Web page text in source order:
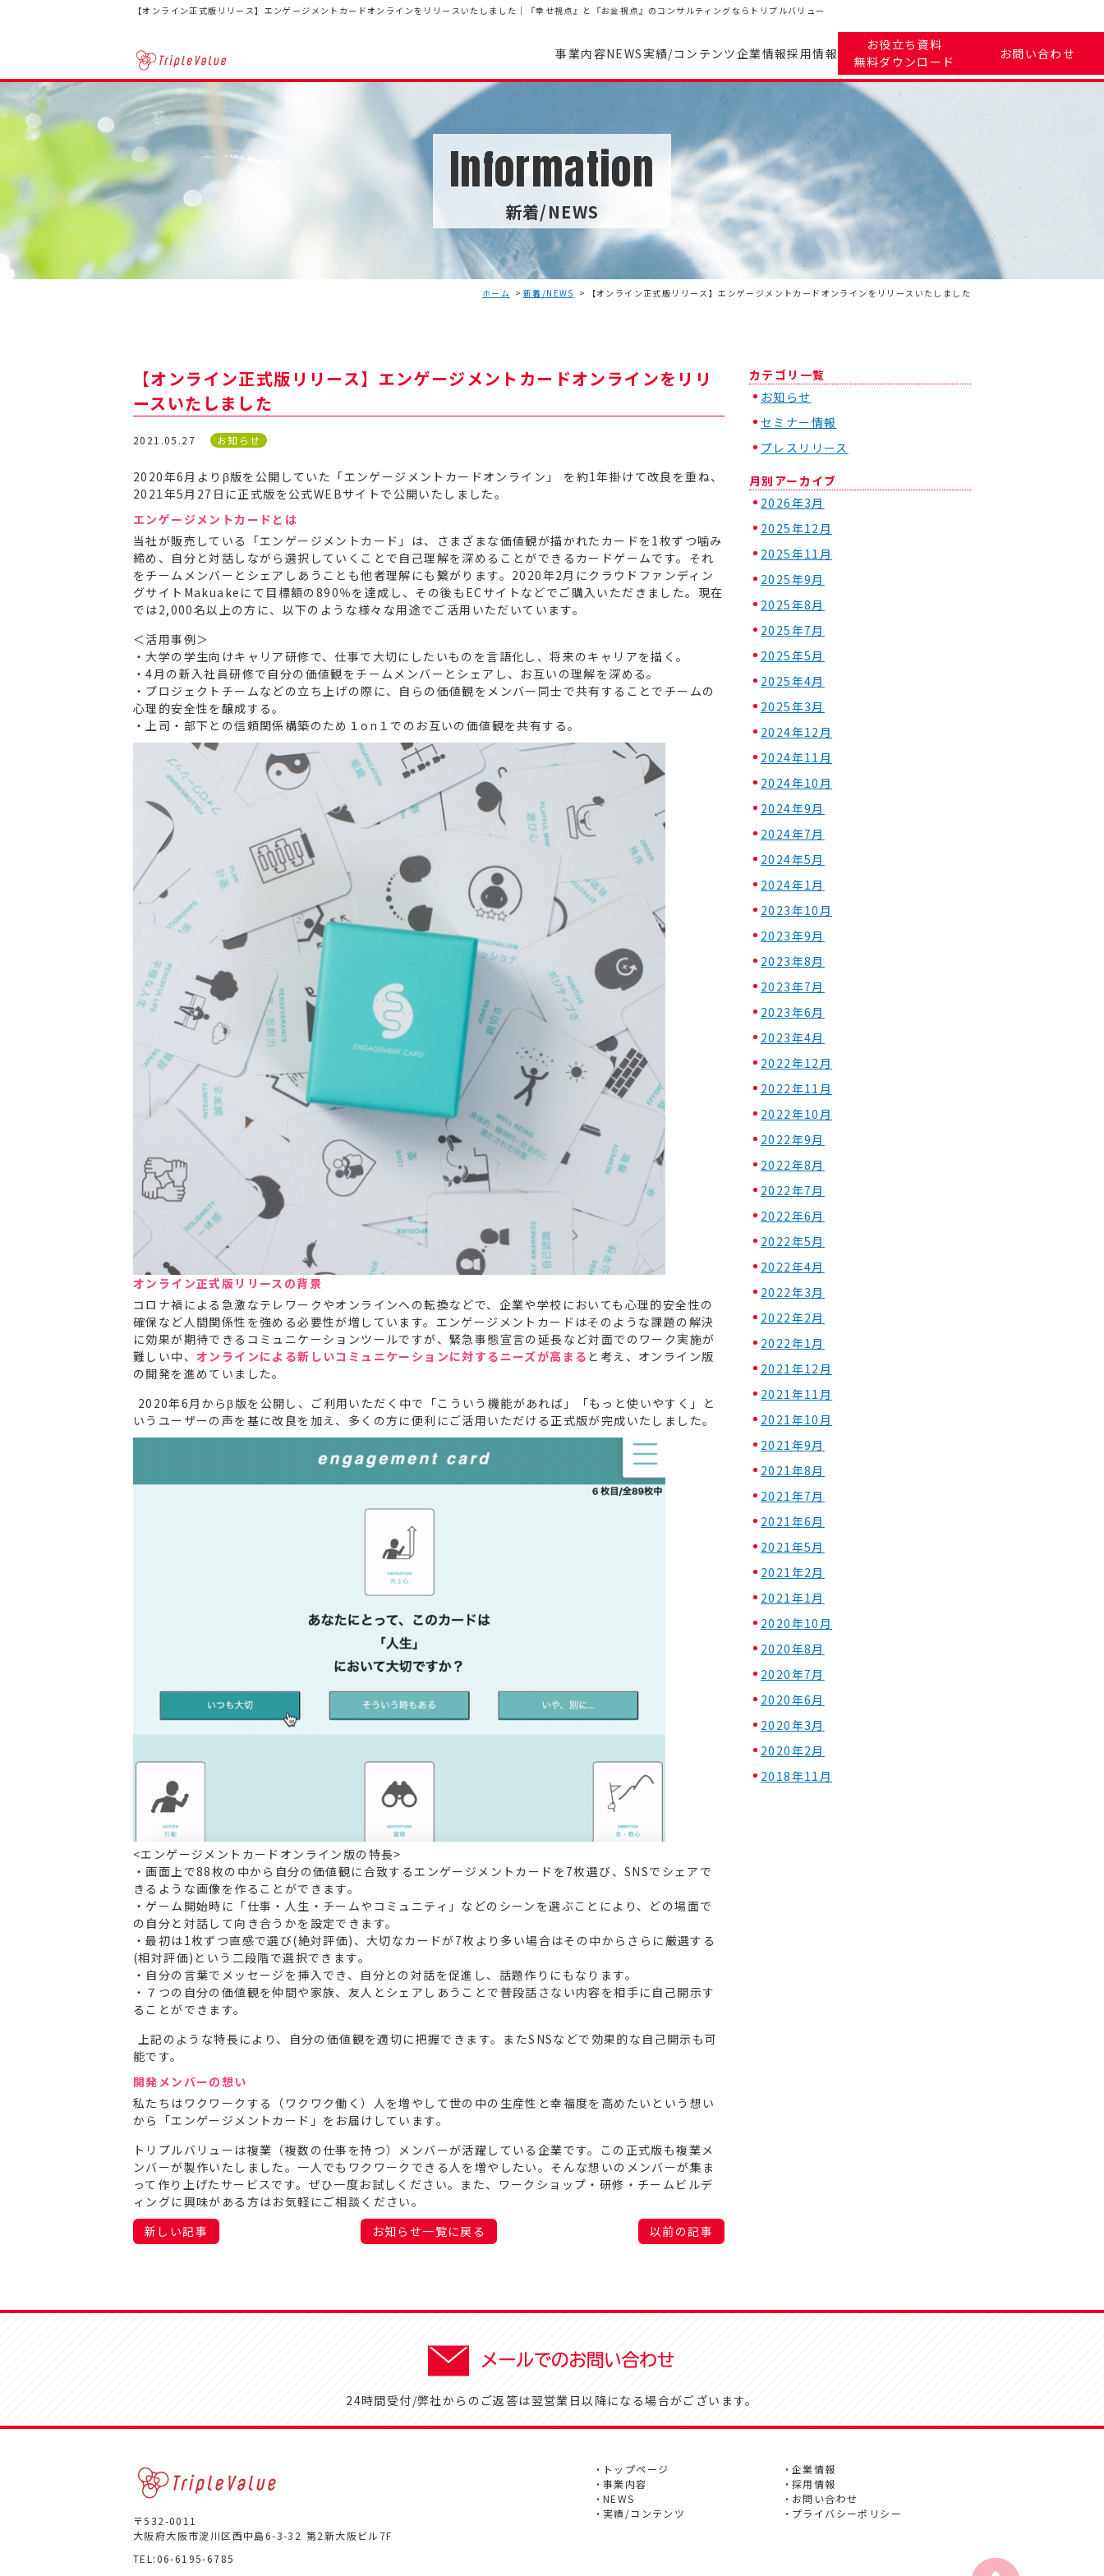
【オンライン正式版リリース】エンゲージメントカードオンラインをリリースいたしました｜『幸せ視点』と『お金視点』のコンサルティングならトリプルバリュー
事業内容NEWS実績/コンテンツ企業情報採用情報
お役立ち資料
無料ダウンロード
お問い合わせ
Information
新着/NEWS
ホーム 新着/NEWS 【オンライン正式版リリース】エンゲージメントカードオンラインをリリースいたしました
【オンライン正式版リリース】エンゲージメントカードオンラインをリリ
ースいたしました
2021.05.27 お知らせ
2020年6月よりβ版を公開していた「エンゲージメントカードオンライン」 を約1年掛けて改良を重ね、
2021年5月27日に正式版を公式WEBサイトで公開いたしました。
エンゲージメントカードとは
当社が販売している「エンゲージメントカード」は、さまざまな価値観が描かれたカードを1枚ずつ噛み
締め、自分と対話しながら選択していくことで自己理解を深めることができるカードゲームです。それ
をチームメンバーとシェアしあうことも他者理解にも繋がります。2020年2月にクラウドファンディン
グサイトMakuakeにて目標額の890％を達成し、その後もECサイトなどでご購入いただきました。現在
では2,000名以上の方に、以下のような様々な用途でご活用いただいています。
＜活用事例＞
・大学の学生向けキャリア研修で、仕事で大切にしたいものを言語化し、将来のキャリアを描く。
・4月の新入社員研修で自分の価値観をチームメンバーとシェアし、お互いの理解を深める。
・プロジェクトチームなどの立ち上げの際に、自らの価値観をメンバー同士で共有することでチームの
心理的安全性を醸成する。
・上司・部下との信頼関係構築のため１on１でのお互いの価値観を共有する。
オンライン正式版リリースの背景
コロナ禍による急激なテレワークやオンラインへの転換などで、企業や学校においても心理的安全性の
確保など人間関係性を強める必要性が増しています。エンゲージメントカードはそのような課題の解決
に効果が期待できるコミュニケーションツールですが、緊急事態宣言の延長など対面でのワーク実施が
難しい中、 オンラインによる新しいコミュニケーションに対するニーズが高まる と考え、オンライン版
の開発を進めていました。
2020年6月からβ版を公開し、ご利用いただく中で「こういう機能があれば」「もっと使いやすく」と
いうユーザーの声を基に改良を加え、多くの方に便利にご活用いただける正式版が完成いたしました。
<エンゲージメントカードオンライン版の特長>
・画面上で88枚の中から自分の価値観に合致するエンゲージメントカードを7枚選び、SNSでシェアで
きるような画像を作ることができます。
・ゲーム開始時に「仕事・人生・チームやコミュニティ」などのシーンを選ぶことにより、どの場面で
の自分と対話して向き合うかを設定できます。
・最初は1枚ずつ直感で選び(絶対評価)、大切なカードが7枚より多い場合はその中からさらに厳選する
(相対評価)という二段階で選択できます。
・自分の言葉でメッセージを挿入でき、自分との対話を促進し、話題作りにもなります。
・７つの自分の価値観を仲間や家族、友人とシェアしあうことで普段話さない内容を相手に自己開示す
ることができます。
上記のような特長により、自分の価値観を適切に把握できます。またSNSなどで効果的な自己開示も可
能です。
開発メンバーの想い
私たちはワクワークする（ワクワク働く）人を増やして世の中の生産性と幸福度を高めたいという想い
から「エンゲージメントカード」をお届けしています。
トリプルバリューは複業（複数の仕事を持つ）メンバーが活躍している企業です。この正式版も複業メ
ンバーが製作いたしました。一人でもワクワークできる人を増やしたい。そんな想いのメンバーが集ま
って作り上げたサービスです。ぜひ一度お試しください。また、ワークショップ・研修・チームビルデ
ィングに興味がある方はお気軽にご相談ください。
新しい記事
お知らせ一覧に戻る 以前の記事
カテゴリ一覧
お知らせ
セミナー情報
プレスリリース
月別アーカイブ
2026年3月
2025年12月
2025年11月
2025年9月
2025年8月
2025年7月
2025年5月
2025年4月
2025年3月
2024年12月
2024年11月
2024年10月
2024年9月
2024年7月
2024年5月
2024年1月
2023年10月
2023年9月
2023年8月
2023年7月
2023年6月
2023年4月
2022年12月
2022年11月
2022年10月
2022年9月
2022年8月
2022年7月
2022年6月
2022年5月
2022年4月
2022年3月
2022年2月
2022年1月
2021年12月
2021年11月
2021年10月
2021年9月
2021年8月
2021年7月
2021年6月
2021年5月
2021年2月
2021年1月
2020年10月
2020年8月
2020年7月
2020年6月
2020年3月
2020年2月
2018年11月
24時間受付/弊社からのご返答は翌営業日以降になる場合がございます。
〒532-0011
大阪府大阪市淀川区西中島6-3-32 第2新大阪ビル7F
TEL:06-6195-6785
トップページ
事業内容
NEWS
実績/コンテンツ
企業情報
採用情報
お問い合わせ
プライバシーポリシー